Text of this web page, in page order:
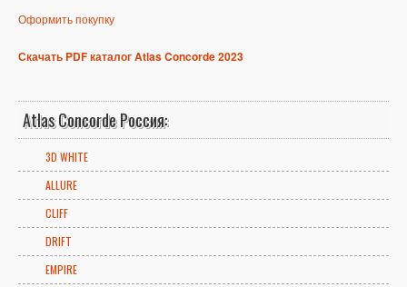
Оформить покупку
Скачать PDF каталог Atlas Concorde 2023
Atlas Concorde Россия:
3D WHITE
ALLURE
CLIFF
DRIFT
EMPIRE